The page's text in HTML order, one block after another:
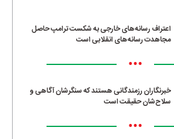
اعتراف رسانه‌های خارجی به شکست ترامپ حاصل
مجاهدت رسانه‌های انقلابی است
•••
خبرنگاران رزمندگانی هستند که سنگرشان آگاهی و
سلاح‌شان حقیقت است
•••